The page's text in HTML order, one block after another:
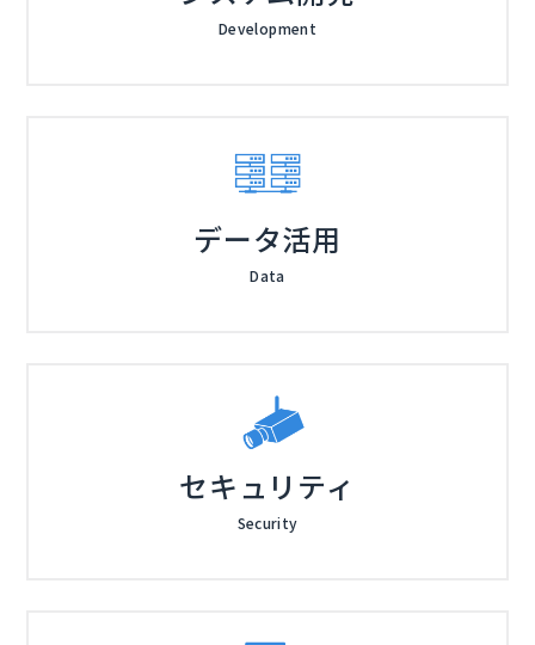
Development
データ活用
Data
セキュリティ
Security